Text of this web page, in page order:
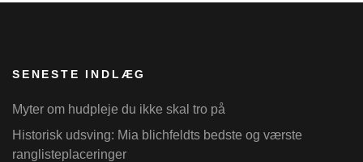
SENESTE INDLÆG
Myter om hudpleje du ikke skal tro på
Historisk udsving: Mia blichfeldts bedste og værste
ranglisteplaceringer